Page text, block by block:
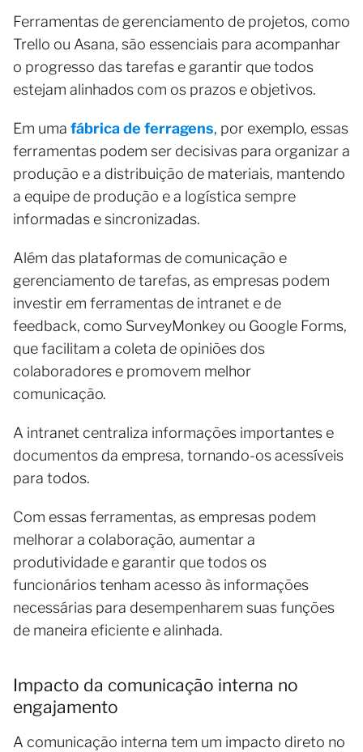
Ferramentas de gerenciamento de projetos, como
Trello ou Asana, são essenciais para acompanhar
o progresso das tarefas e garantir que todos
estejam alinhados com os prazos e objetivos.
Em uma fábrica de ferragens, por exemplo, essas
ferramentas podem ser decisivas para organizar a
produção e a distribuição de materiais, mantendo
a equipe de produção e a logística sempre
informadas e sincronizadas.
Além das plataformas de comunicação e
gerenciamento de tarefas, as empresas podem
investir em ferramentas de intranet e de
feedback, como SurveyMonkey ou Google Forms,
que facilitam a coleta de opiniões dos
colaboradores e promovem melhor
comunicação.
A intranet centraliza informações importantes e
documentos da empresa, tornando-os acessíveis
para todos.
Com essas ferramentas, as empresas podem
melhorar a colaboração, aumentar a
produtividade e garantir que todos os
funcionários tenham acesso às informações
necessárias para desempenharem suas funções
de maneira eficiente e alinhada.
Impacto da comunicação interna no
engajamento
A comunicação interna tem um impacto direto no